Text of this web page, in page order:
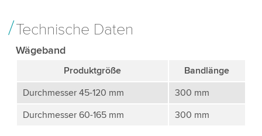
Technische Daten
Wägeband
Produktgröße
Bandlänge
Durchmesser 45-120 mm
300 mm
Durchmesser 60-165 mm
300 mm